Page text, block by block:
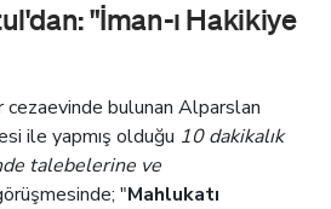
"İman-ı Hakikiye
cezaevinde bulunan Alparslan
ile yapmış olduğu 10 dakikalık
talebelerine ve
"Mahlukatı